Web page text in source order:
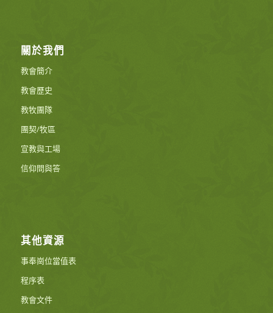
關於我們
教會簡介
教會歷史
教牧團隊
團契/牧區
宣教與工場
信仰問與答
其他資源
事奉崗位當值表
程序表
教會文件